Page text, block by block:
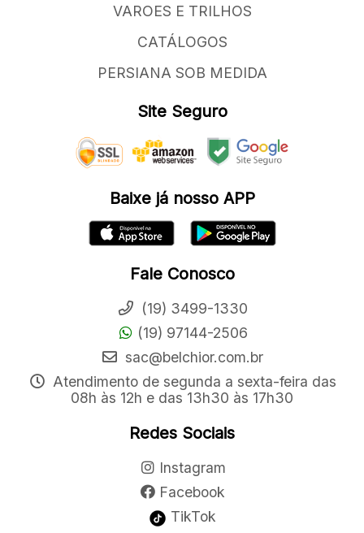
VAROES E TRILHOS
CATÁLOGOS
PERSIANA SOB MEDIDA
Site Seguro
Baixe já nosso APP
Fale Conosco
(19) 3499-1330
(19) 97144-2506
sac@belchior.com.br
Atendimento de segunda a sexta-feira das
08h às 12h e das 13h30 às 17h30
Redes Sociais
Instagram
Facebook
TikTok